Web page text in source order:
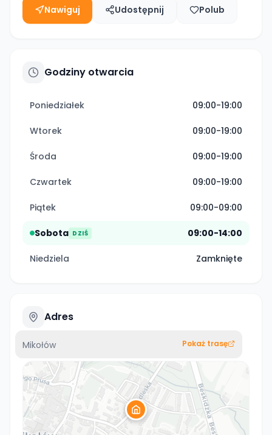
Nawiguj Udostępnij Polub
Godziny otwarcia
Poniedziałek 09:00-19:00
Wtorek 09:00-19:00
Środa 09:00-19:00
Czwartek 09:00-19:00
Piątek 09:00-09:00
Sobota DZIŚ 09:00-14:00
Niedziela Zamknięte
Adres
Mikołów Pokaż trasę